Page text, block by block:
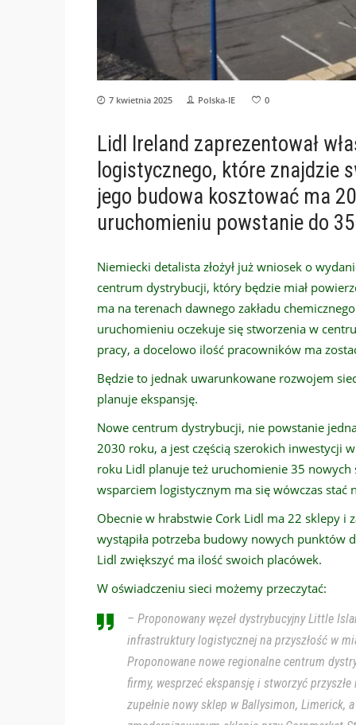
7 kwietnia 2025 Polska-IE 0
Lidl Ireland zaprezentował
logistycznego, które znajdzie
jego budowa kosztować ma
uruchomieniu powstanie do
Niemiecki detalista złożył już wniosek o
centrum dystrybucji, który będzie miał
ma na terenach dawnego zakładu
uruchomieniu oczekuje się stworzenia w
pracy, a docelowo ilość pracowników ma
Będzie to jednak uwarunkowane rozwojem
planuje ekspansję.
Nowe centrum dystrybucji, nie powstanie
2030 roku, a jest częścią szerokich inwestycji
roku Lidl planuje też uruchomienie 35
wsparciem logistycznym ma się wówczas stać
Obecnie w hrabstwie Cork Lidl ma 22 sklepy i
wystąpiła potrzeba budowy nowych punktów
Lidl zwiększyć ma ilość swoich placówek.
W oświadczeniu sieci możemy przeczytać:
– Proponowany węzeł dystrybucyjny Little
infrastruktury logistycznej na przyszłość w
Proponowane nowe regionalne centrum
firmy, wesprzeć ekspansję i stworzyć
zupełnie nowy sklep w Ballysimon,